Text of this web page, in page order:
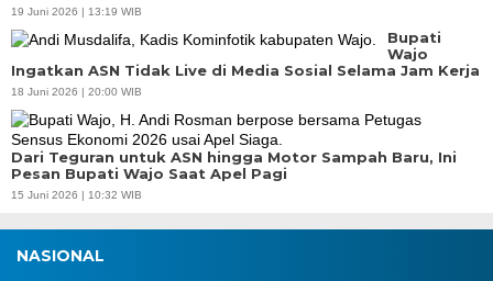
19 Juni 2026 | 13:19 WIB
Bupati
Wajo
Ingatkan ASN Tidak Live di Media Sosial Selama Jam Kerja
18 Juni 2026 | 20:00 WIB
Dari Teguran untuk ASN hingga Motor Sampah Baru, Ini
Pesan Bupati Wajo Saat Apel Pagi
15 Juni 2026 | 10:32 WIB
NASIONAL